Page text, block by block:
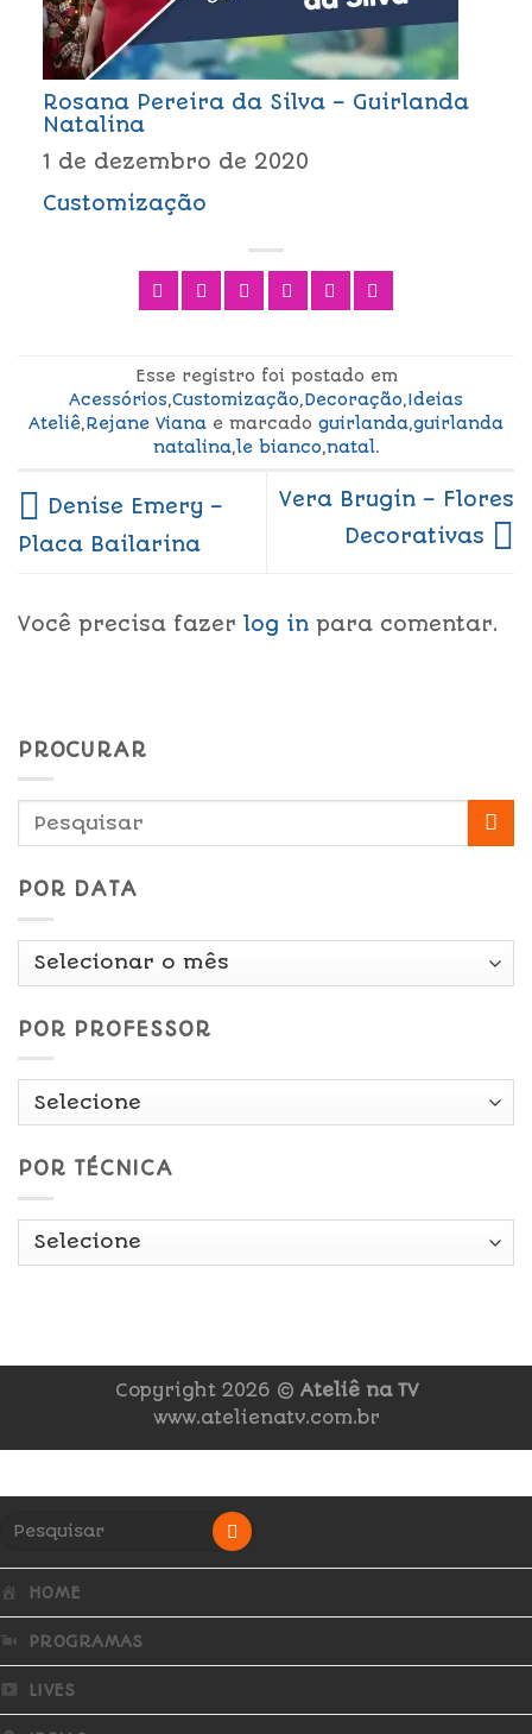
Rosana Pereira da Silva – Guirlanda
Natalina
1 de dezembro de 2020
Customização
Esse registro foi postado em
Acessórios,Customização,Decoração,Ideias
Ateliê,Rejane Viana e marcado guirlanda,guirlanda
natalina,le bianco,natal.
Denise Emery –
Placa Bailarina
Vera Brugin – Flores
Decorativas
Você precisa fazer log in para comentar.
PROCURAR
POR DATA
Por
POR PROFESSOR
POR TÉCNICA
Copyright 2026 © Ateliê na TV
www.atelienatv.com.br
HOME
PROGRAMAS
LIVES